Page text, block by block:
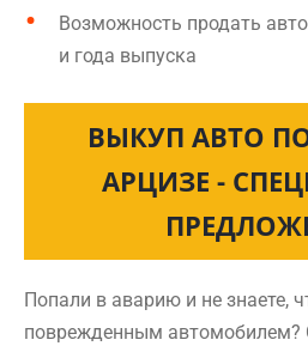
Возможность продать
и года выпуска
ВЫКУП АВТО
АРЦИЗЕ -
Попали в аварию и не знаете,
поврежденным автомобилем?